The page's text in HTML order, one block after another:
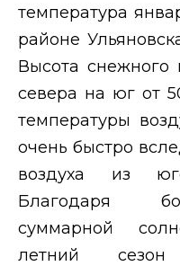
температура
районе
Высота снежного
севера на юг от
температуры
очень быстро
воздуха из
Благодаря
суммарной
летний